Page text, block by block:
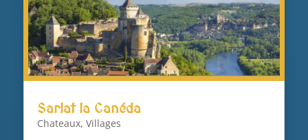
Sarlat la Canéda
Chateaux, Villages